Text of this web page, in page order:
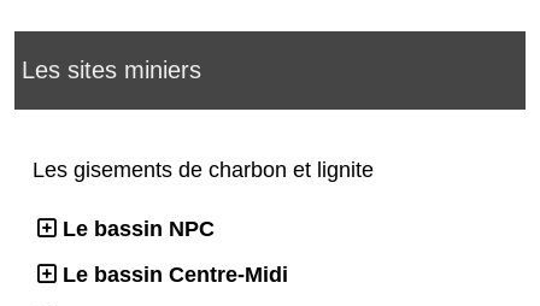
Les sites miniers
Les gisements de charbon et lignite
Le bassin NPC
Le bassin Centre-Midi